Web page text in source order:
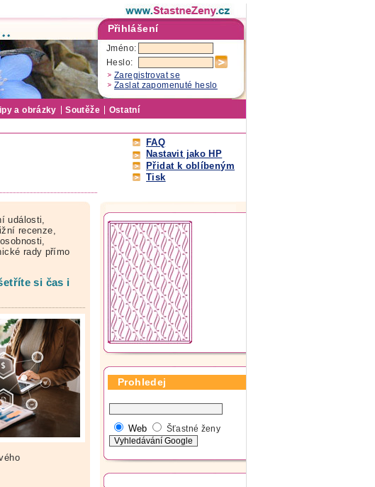
Přihlášení
Jméno:
Heslo:
Zaregistrovat se
Zaslat zapomenuté heslo
a obrázky Soutěže Ostatní
FAQ
Nastavit jako HP
Přidat k oblíbeným
Tisk
události,
recenze,
rady přímo
si čas i
Prohledej
Web Šťastné ženy